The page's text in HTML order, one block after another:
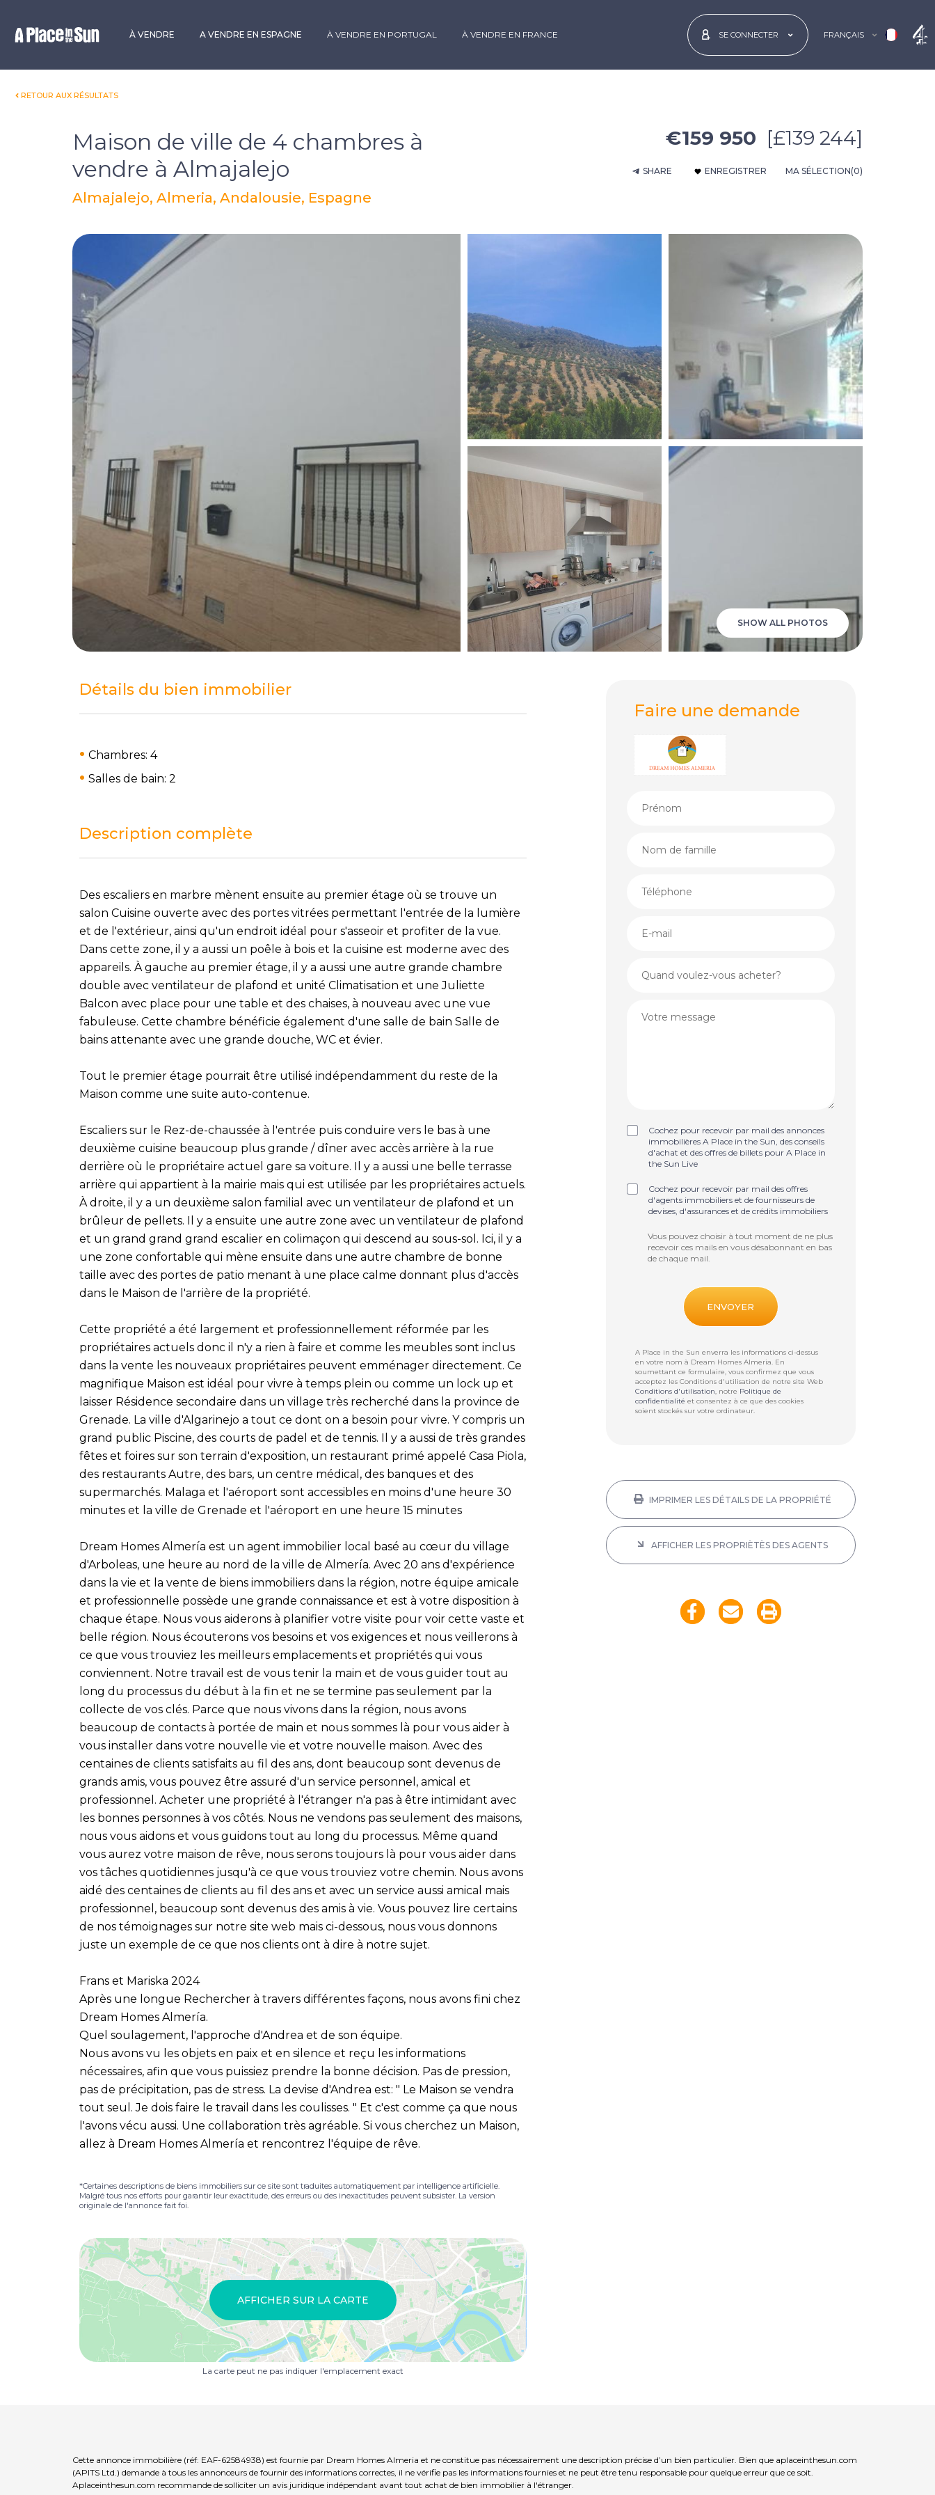
À VENDRE A VENDRE EN ESPAGNE À VENDRE EN PORTUGAL À VENDRE EN FRANCE SE CONNECTER FRANÇAIS
RETOUR AUX RÉSULTATS
Maison de ville de 4 chambres à
vendre à Almajalejo
Almajalejo, Almeria, Andalousie, Espagne
€159 950 [£139 244]
SHARE ENREGISTRER MA SÉLECTION(0)
SHOW ALL PHOTOS
Détails du bien immobilier
Chambres: 4
Salles de bain: 2
Description complète
Des escaliers en marbre mènent ensuite au premier étage où se trouve un
salon Cuisine ouverte avec des portes vitrées permettant l'entrée de la lumière
et de l'extérieur, ainsi qu'un endroit idéal pour s'asseoir et profiter de la vue.
Dans cette zone, il y a aussi un poêle à bois et la cuisine est moderne avec des
appareils. À gauche au premier étage, il y a aussi une autre grande chambre
double avec ventilateur de plafond et unité Climatisation et une Juliette
Balcon avec place pour une table et des chaises, à nouveau avec une vue
fabuleuse. Cette chambre bénéficie également d'une salle de bain Salle de
bains attenante avec une grande douche, WC et évier.
Tout le premier étage pourrait être utilisé indépendamment du reste de la
Maison comme une suite auto-contenue.
Escaliers sur le Rez-de-chaussée à l'entrée puis conduire vers le bas à une
deuxième cuisine beaucoup plus grande / dîner avec accès arrière à la rue
derrière où le propriétaire actuel gare sa voiture. Il y a aussi une belle terrasse
arrière qui appartient à la mairie mais qui est utilisée par les propriétaires actuels.
À droite, il y a un deuxième salon familial avec un ventilateur de plafond et un
brûleur de pellets. Il y a ensuite une autre zone avec un ventilateur de plafond
et un grand grand grand escalier en colimaçon qui descend au sous-sol. Ici, il y a
une zone confortable qui mène ensuite dans une autre chambre de bonne
taille avec des portes de patio menant à une place calme donnant plus d'accès
dans le Maison de l'arrière de la propriété.
Cette propriété a été largement et professionnellement réformée par les
propriétaires actuels donc il n'y a rien à faire et comme les meubles sont inclus
dans la vente les nouveaux propriétaires peuvent emménager directement. Ce
magnifique Maison est idéal pour vivre à temps plein ou comme un lock up et
laisser Résidence secondaire dans un village très recherché dans la province de
Grenade. La ville d'Algarinejo a tout ce dont on a besoin pour vivre. Y compris un
grand public Piscine, des courts de padel et de tennis. Il y a aussi de très grandes
fêtes et foires sur son terrain d'exposition, un restaurant primé appelé Casa Piola,
des restaurants Autre, des bars, un centre médical, des banques et des
supermarchés. Malaga et l'aéroport sont accessibles en moins d'une heure 30
minutes et la ville de Grenade et l'aéroport en une heure 15 minutes
Dream Homes Almería est un agent immobilier local basé au cœur du village
d'Arboleas, une heure au nord de la ville de Almería. Avec 20 ans d'expérience
dans la vie et la vente de biens immobiliers dans la région, notre équipe amicale
et professionnelle possède une grande connaissance et est à votre disposition à
chaque étape. Nous vous aiderons à planifier votre visite pour voir cette vaste et
belle région. Nous écouterons vos besoins et vos exigences et nous veillerons à
ce que vous trouviez les meilleurs emplacements et propriétés qui vous
conviennent. Notre travail est de vous tenir la main et de vous guider tout au
long du processus du début à la fin et ne se termine pas seulement par la
collecte de vos clés. Parce que nous vivons dans la région, nous avons
beaucoup de contacts à portée de main et nous sommes là pour vous aider à
vous installer dans votre nouvelle vie et votre nouvelle maison. Avec des
centaines de clients satisfaits au fil des ans, dont beaucoup sont devenus de
grands amis, vous pouvez être assuré d'un service personnel, amical et
professionnel. Acheter une propriété à l'étranger n'a pas à être intimidant avec
les bonnes personnes à vos côtés. Nous ne vendons pas seulement des maisons,
nous vous aidons et vous guidons tout au long du processus. Même quand
vous aurez votre maison de rêve, nous serons toujours là pour vous aider dans
vos tâches quotidiennes jusqu'à ce que vous trouviez votre chemin. Nous avons
aidé des centaines de clients au fil des ans et avec un service aussi amical mais
professionnel, beaucoup sont devenus des amis à vie. Vous pouvez lire certains
de nos témoignages sur notre site web mais ci-dessous, nous vous donnons
juste un exemple de ce que nos clients ont à dire à notre sujet.
Frans et Mariska 2024
Après une longue Rechercher à travers différentes façons, nous avons fini chez
Dream Homes Almería.
Quel soulagement, l'approche d'Andrea et de son équipe.
Nous avons vu les objets en paix et en silence et reçu les informations
nécessaires, afin que vous puissiez prendre la bonne décision. Pas de pression,
pas de précipitation, pas de stress. La devise d'Andrea est: " Le Maison se vendra
tout seul. Je dois faire le travail dans les coulisses. " Et c'est comme ça que nous
l'avons vécu aussi. Une collaboration très agréable. Si vous cherchez un Maison,
allez à Dream Homes Almería et rencontrez l'équipe de rêve.
*Certaines descriptions de biens immobiliers sur ce site sont traduites automatiquement par intelligence artificielle.
Malgré tous nos efforts pour garantir leur exactitude, des erreurs ou des inexactitudes peuvent subsister. La version
originale de l'annonce fait foi.
AFFICHER SUR LA CARTE
La carte peut ne pas indiquer l'emplacement exact
Faire une demande
Cochez pour recevoir par mail des annonces
immobilières A Place in the Sun, des conseils
d'achat et des offres de billets pour A Place in
the Sun Live
Cochez pour recevoir par mail des offres
d'agents immobiliers et de fournisseurs de
devises, d'assurances et de crédits immobiliers
Vous pouvez choisir à tout moment de ne plus
recevoir ces mails en vous désabonnant en bas
de chaque mail.
A Place in the Sun enverra les informations ci-dessus
en votre nom à Dream Homes Almeria. En
soumettant ce formulaire, vous confirmez que vous
acceptez les Conditions d'utilisation de notre site Web
Conditions d'utilisation, notre Politique de
confidentialité et consentez à ce que des cookies
soient stockés sur votre ordinateur.
IMPRIMER LES DÉTAILS DE LA PROPRIÉTÉ
AFFICHER LES PROPRIÈTÈS DES AGENTS
Cette annonce immobilière (réf: EAF-62584938) est fournie par Dream Homes Almeria et ne constitue pas nécessairement une description précise d’un bien particulier. Bien que aplaceinthesun.com
(APITS Ltd.) demande à tous les annonceurs de fournir des informations correctes, il ne vérifie pas les informations fournies et ne peut être tenu responsable pour quelque erreur que ce soit.
Aplaceinthesun.com recommande de solliciter un avis juridique indépendant avant tout achat de bien immobilier à l'étranger.